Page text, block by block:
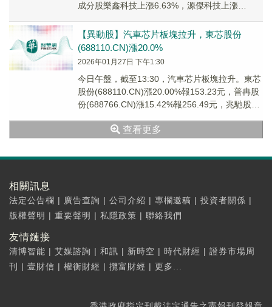
成分股樂鑫科技上漲6.63%，源傑科技上漲
【異動股】汽車芯片板塊拉升，東芯股份
(688110.CN)漲20.0%
2026年01月27日 下午1:30
今日午盤，截至13:30，汽車芯片板塊拉升。東芯
股份(688110.CN)漲20.00%報153.23元，普冉股
份(688766.CN)漲15.42%報256.49元，兆馳股份
查看更多
相關訊息
法定公告欄 | 廣告查詢 | 公司介紹 | 專欄邀稿 | 投資者關係 |
版權聲明 | 重要聲明 | 私隱政策 | 聯絡我們
友情鏈接
清博智能 | 艾媒諮詢 | 和訊 | 新時空 | 時代財經 | 證券市場周
刊
| 壹財信 | 權衡財經 | 攬富財經 | 更多...